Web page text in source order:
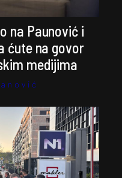
na Paunović i
ćute na govor
medijima